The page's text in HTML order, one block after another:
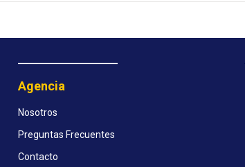
Agencia
Nosotros
Preguntas Frecuentes
Contacto